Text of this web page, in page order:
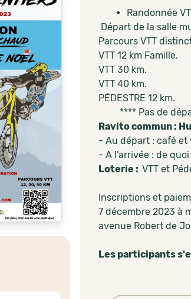
Randonnée
Départ de la salle
Parcours VTT
VTT 12 km Famille.
VTT 30 km.
VTT 40 km.
PÉDESTRE 12 km.
**** Pas de
Ravito commun :
- Au départ : café et
- A l'arrivée : de quoi
Loterie : VTT et
Inscriptions et
7 décembre 2023 à
avenue Robert de
Les participants